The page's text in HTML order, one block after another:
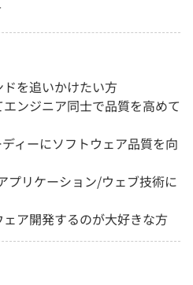
ドを追いかけたい方
ンジニア同士で品質を高めて
ィーにソフトウェア品質を向
プリケーション/ウェブ技術に
ア開発するのが大好きな方